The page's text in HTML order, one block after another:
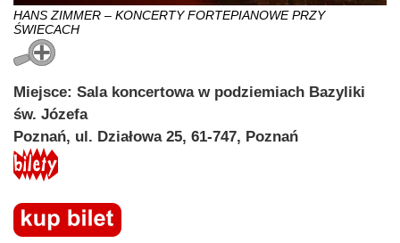
HANS ZIMMER – KONCERTY FORTEPIANOWE PRZY
ŚWIECACH
Miejsce: Sala koncertowa w podziemiach Bazyliki
św. Józefa
Poznań, ul. Działowa 25, 61-747, Poznań